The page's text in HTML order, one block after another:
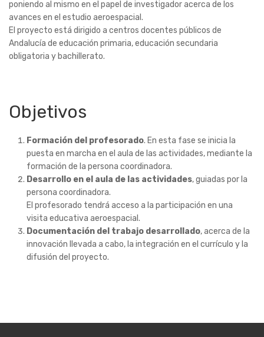
poniendo al mismo en el papel de investigador acerca de los
avances en el estudio aeroespacial.
El proyecto está dirigido a centros docentes públicos de
Andalucía de educación primaria, educación secundaria
obligatoria y bachillerato.
Objetivos
Formación del profesorado. En esta fase se inicia la
puesta en marcha en el aula de las actividades, mediante la
formación de la persona coordinadora.
Desarrollo en el aula de las actividades, guiadas por la
persona coordinadora.
El profesorado tendrá acceso a la participación en una
visita educativa aeroespacial.
Documentación del trabajo desarrollado, acerca de la
innovación llevada a cabo, la integración en el currículo y la
difusión del proyecto.